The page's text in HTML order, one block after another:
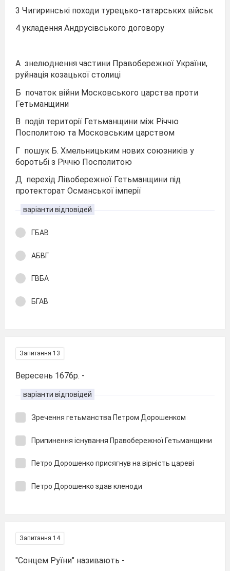
3 Чигиринські походи турецько-татарських військ
4 укладення Андрусівського договору
А знелюднення частини Правобережної України,
руйнація козацької столиці
Б початок війни Московського царства проти
Гетьманщини
В поділ території Гетьманщини між Річчю
Посполитою та Московським царством
Г пошук Б. Хмельницьким нових союзників у
боротьбі з Річчю Посполитою
Д перехід Лівобережної Гетьманщини під
протекторат Османської імперії
варіанти відповідей
ГБАВ
АБВГ
ГВБА
БГАВ
Запитання 13
Вересень 1676р. -
варіанти відповідей
Зречення гетьманства Петром Дорошенком
Припинення існування Правобережної Гетьманщини
Петро Дорошенко присягнув на вірність цареві
Петро Дорошенко здав кленоди
Запитання 14
"Сонцем Руїни" називають -